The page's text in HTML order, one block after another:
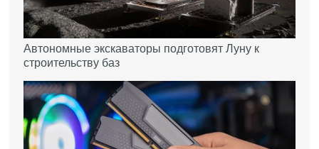
Автономные экскаваторы подготовят Луну к
строительству баз